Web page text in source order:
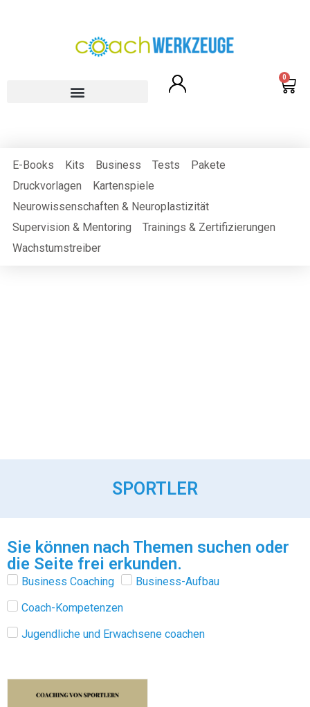
0
E-Books Kits Business Tests
Pakete
Druckvorlagen
Kartenspiele
Neurowissenschaften & Neuroplastizität
Supervision & Mentoring
Trainings & Zertifizierungen
Wachstumstreiber
SPORTLER
Sie können nach Themen suchen oder
die Seite frei erkunden.
Business Coaching
Business-Aufbau
Coach-Kompetenzen
Jugendliche und Erwachsene coachen